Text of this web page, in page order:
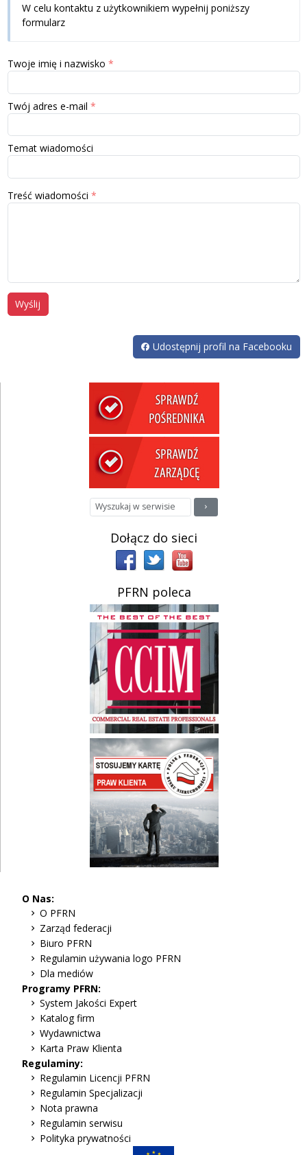
W celu kontaktu z użytkownikiem wypełnij poniższy
formularz
Twoje imię i nazwisko
Twój adres e-mail
Temat wiadomości
Treść wiadomości
Wyślij
Udostępnij profil na Facebooku
Dołącz do sieci
PFRN poleca
O Nas:
O PFRN
Zarząd federacji
Biuro PFRN
Regulamin używania logo PFRN
Dla mediów
Programy PFRN:
System Jakości Expert
Katalog firm
Wydawnictwa
Karta Praw Klienta
Regulaminy:
Regulamin Licencji PFRN
Regulamin Specjalizacji
Nota prawna
Regulamin serwisu
Polityka prywatności